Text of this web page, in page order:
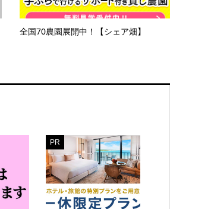
全国70農園展開中！【シェア畑】
PR